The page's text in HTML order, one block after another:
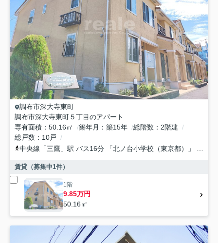
調布市深大寺東町
調布市深大寺東町５丁目のアパート
専有面積
50.16㎡ 築年月 築15年 総階数
2階建
総戸数
10戸
中央線 「三鷹 」駅 バス16分 「北ノ台小学校（東京都）」 停歩2分
賃貸（募集中1件）
1階
9.85万円
50.16㎡